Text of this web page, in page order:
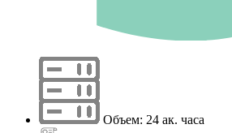
Объем: 24 ак. часа